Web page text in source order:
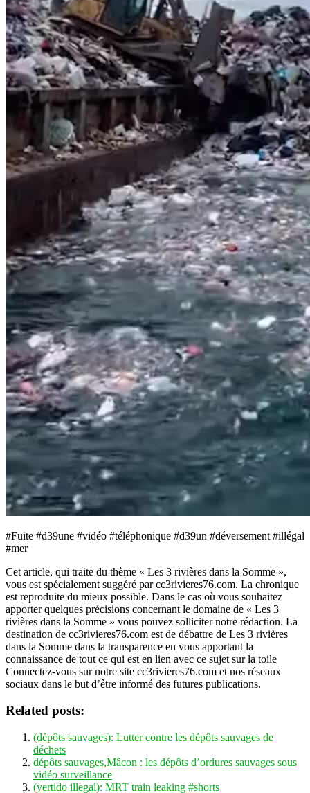
#Fuite #d39une #vidéo #téléphonique #d39un #déversement #illégal
#mer
Cet article, qui traite du thème « Les 3 rivières dans la Somme »,
vous est spécialement suggéré par cc3rivieres76.com. La chronique
est reproduite du mieux possible. Dans le cas où vous souhaitez
apporter quelques précisions concernant le domaine de « Les 3
rivières dans la Somme » vous pouvez solliciter notre rédaction. La
destination de cc3rivieres76.com est de débattre de Les 3 rivières
dans la Somme dans la transparence en vous apportant la
connaissance de tout ce qui est en lien avec ce sujet sur la toile
Connectez-vous sur notre site cc3rivieres76.com et nos réseaux
sociaux dans le but d’être informé des futures publications.
Related posts:
(dépôts sauvages): Lutter contre les dépôts sauvages de
déchets
dépôts sauvages,Mâcon : les dépôts d’ordures sauvages sous
vidéo surveillance
(vertido illegal): MRT train leaking #shorts